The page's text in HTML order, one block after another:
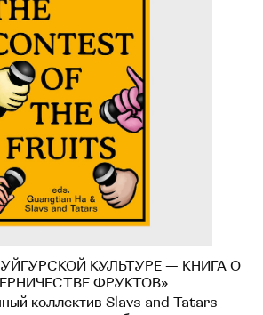
КУЛЬТУРЕ — КНИГА О
ФРУКТОВ»
коллектив Slavs and Tatars